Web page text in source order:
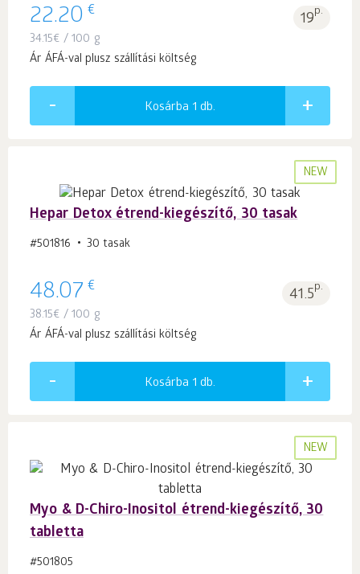
22.20 € 19p.
34.15€ / 100 g
Ár ÁFÁ-val plusz szállítási költség
Kosárba 1 db.
NEW
Hepar Detox étrend-kiegészítő, 30 tasak
#501816 30 tasak
48.07 € 41.5p.
38.15€ / 100 g
Ár ÁFÁ-val plusz szállítási költség
Kosárba 1 db.
NEW
Myo & D-Chiro-Inositol étrend-kiegészítő, 30
tabletta
#501805